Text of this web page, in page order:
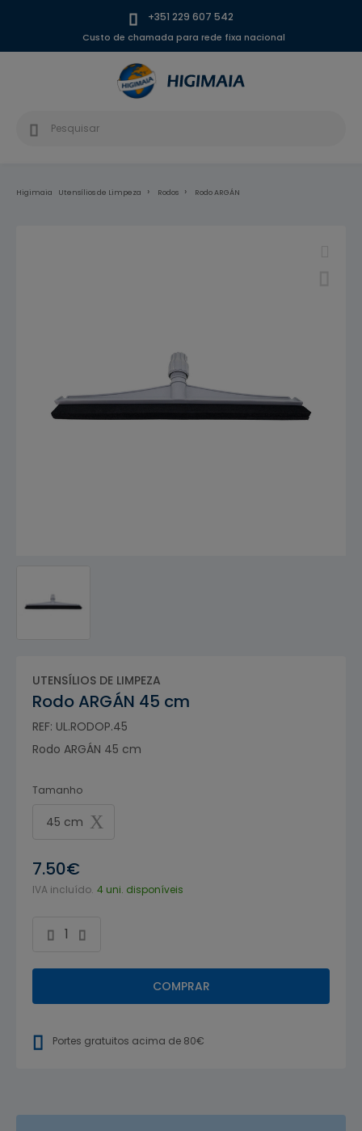
+351 229 607 542
Custo de chamada para rede fixa nacional
Higimaia Utensílios de Limpeza Rodos Rodo ARGÁN
UTENSÍLIOS DE LIMPEZA
Rodo ARGÁN 45 cm
REF: UL.RODOP.45
Rodo ARGÁN 45 cm
Tamanho
45 cm
7.50€
IVA incluído. 4 uni. disponíveis
COMPRAR
Portes gratuitos acima de 80€